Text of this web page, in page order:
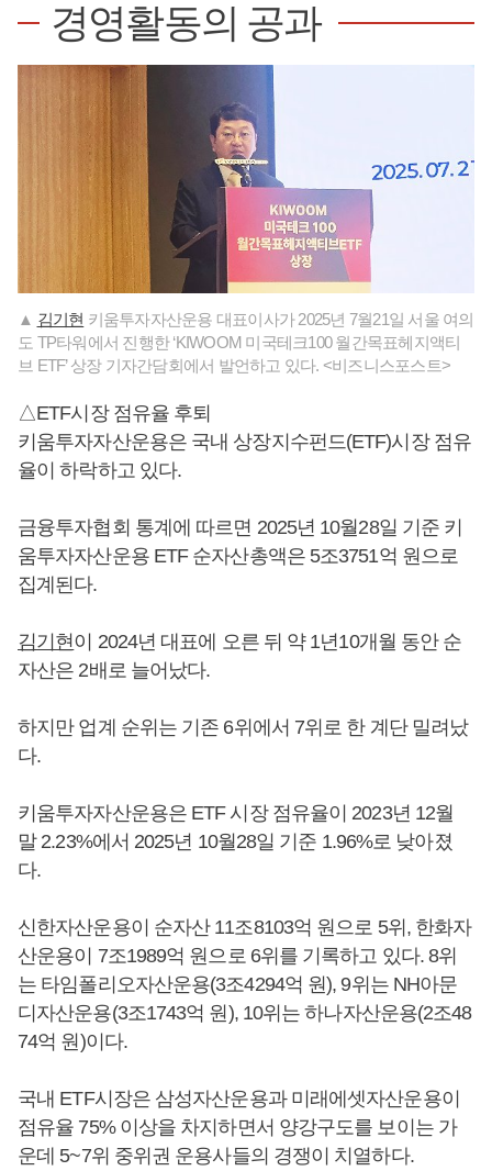
경영활동의 공과
▲ 김기현 키움투자자산운용 대표이사가 2025년 7월21일 서울 여의
도 TP타워에서 진행한 ‘KIWOOM 미국테크100 월간목표헤지액티
브 ETF’ 상장 기자간담회에서 발언하고 있다. <비즈니스포스트>
△ETF시장 점유율 후퇴
키움투자자산운용은 국내 상장지수펀드(ETF)시장 점유
율이 하락하고 있다.
금융투자협회 통계에 따르면 2025년 10월28일 기준 키
움투자자산운용 ETF 순자산총액은 5조3751억 원으로
집계된다.
김기현이 2024년 대표에 오른 뒤 약 1년10개월 동안 순
자산은 2배로 늘어났다.
하지만 업계 순위는 기존 6위에서 7위로 한 계단 밀려났
다.
키움투자자산운용은 ETF 시장 점유율이 2023년 12월
말 2.23%에서 2025년 10월28일 기준 1.96%로 낮아졌
다.
신한자산운용이 순자산 11조8103억 원으로 5위, 한화자
산운용이 7조1989억 원으로 6위를 기록하고 있다. 8위
는 타임폴리오자산운용(3조4294억 원), 9위는 NH아문
디자산운용(3조1743억 원), 10위는 하나자산운용(2조48
74억 원)이다.
국내 ETF시장은 삼성자산운용과 미래에셋자산운용이
점유율 75% 이상을 차지하면서 양강구도를 보이는 가
운데 5~7위 중위권 운용사들의 경쟁이 치열하다.